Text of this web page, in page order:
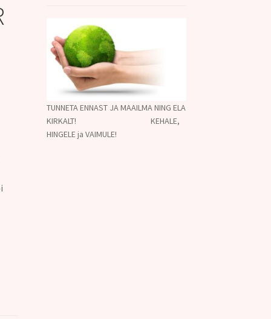
TUNNETA ENNAST JA MAAILMA NING ELA
KIRKALT! KEHALE,
HINGELE ja VAIMULE!